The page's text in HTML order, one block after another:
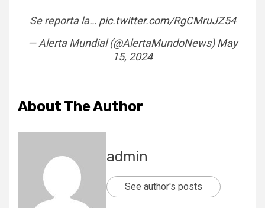
Se reporta la… pic.twitter.com/RgCMruJZ54
— Alerta Mundial (@AlertaMundoNews)May
15, 2024
About The Author
admin
See author's posts